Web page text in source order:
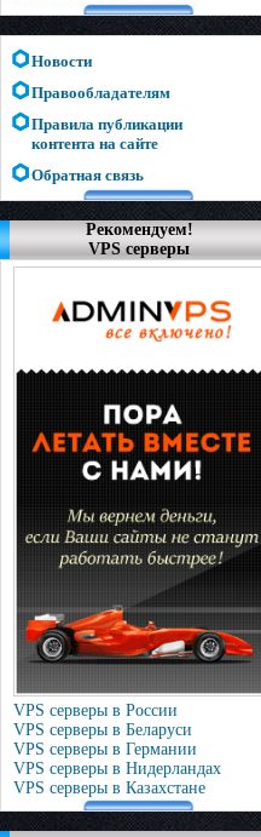
Новости
Правообладателям
Правила публикации
контента на сайте
Обратная связь
Рекомендуем!
VPS серверы
VPS серверы в России
VPS серверы в Беларуси
VPS серверы в Германии
VPS серверы в Нидерландах
VPS серверы в Казахстане